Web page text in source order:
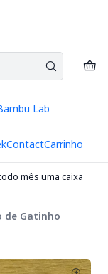
Lab
ContactCarrinho
mês uma caixa
de Gatinho